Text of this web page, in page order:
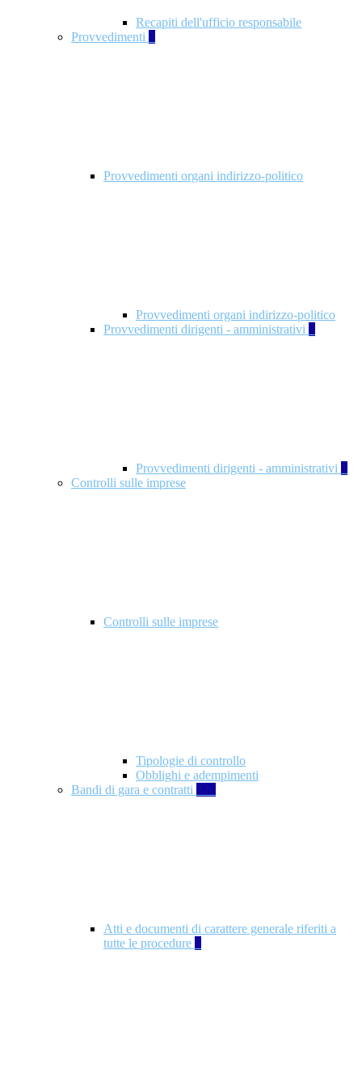
Recapiti dell'ufficio responsabile
Provvedimenti 3
Provvedimenti organi indirizzo-politico
Provvedimenti organi indirizzo-politico
Provvedimenti dirigenti - amministrativi 3
Provvedimenti dirigenti - amministrativi 1
Controlli sulle imprese
Controlli sulle imprese
Tipologie di controllo
Obblighi e adempimenti
Bandi di gara e contratti 326
Atti e documenti di carattere generale riferiti a
tutte le procedure 5